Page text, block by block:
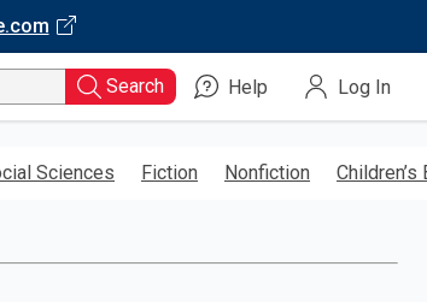
Search Help Log In
Sciences Fiction Nonfiction Children’s